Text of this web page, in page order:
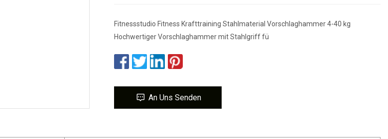
Fitnessstudio Fitness Krafttraining Stahlmaterial Vorschlaghammer 4-40 kg
Hochwertiger Vorschlaghammer mit Stahlgriff fü
An Uns Senden